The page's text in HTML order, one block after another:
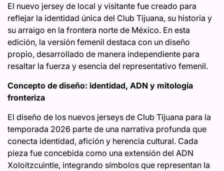
El nuevo jersey de local y visitante fue creado para
reflejar la identidad única del Club Tijuana, su historia y
su arraigo en la frontera norte de México. En esta
edición, la versión femenil destaca con un diseño
propio, desarrollado de manera independiente para
resaltar la fuerza y esencia del representativo femenil.
Concepto de diseño: identidad, ADN y mitología
fronteriza
El diseño de los nuevos jerseys de Club Tijuana para la
temporada 2026 parte de una narrativa profunda que
conecta identidad, afición y herencia cultural. Cada
pieza fue concebida como una extensión del ADN
Xoloitzcuintle, integrando símbolos que representan la